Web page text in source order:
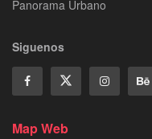
Panorama Urbano
Siguenos
Map Web